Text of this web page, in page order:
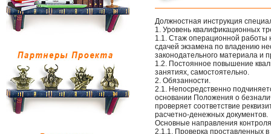
Должностная инструкция
1. Уровень квалификационных
1.1. Стаж операционной работы
сдачей экзамена по владению
законодательного материала и
1.2. Постоянное повышение
занятиях, самостоятельно.
2. Обязанности.
2.1. Непосредственно
основании Положения о
проверяет соответствие
расчетно-денежных документов.
Основные направления
2.1.1. Проверка проставленных